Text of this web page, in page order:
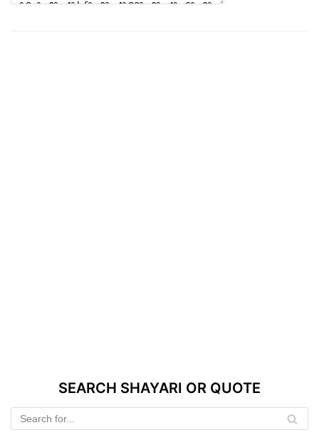
SEARCH SHAYARI OR QUOTE